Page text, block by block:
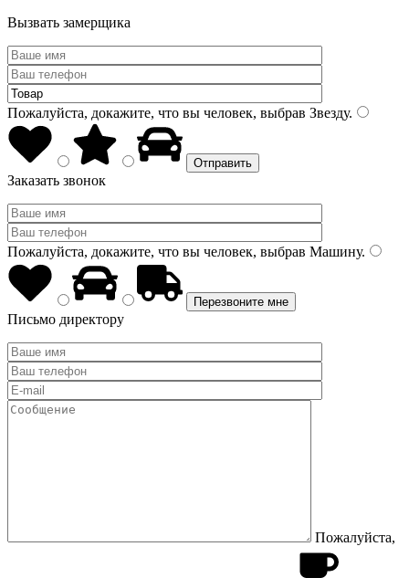
Вызвать замерщика
Пожалуйста, докажите, что вы человек, выбрав Звезду.
Заказать звонок
Пожалуйста, докажите, что вы человек, выбрав Машину.
Письмо директору
Пожалуйста,